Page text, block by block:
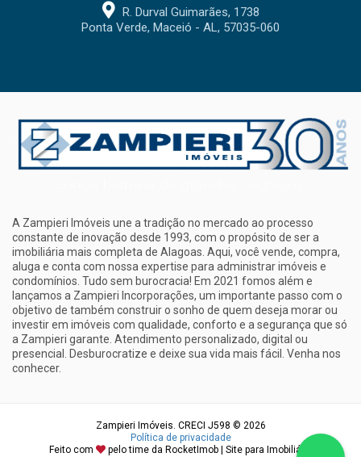
R. Durval Guimarães, 1738
Ponta Verde, Maceió - AL, 57035-060
A Zampieri Imóveis une a tradição no mercado ao processo
constante de inovação desde 1993, com o propósito de ser a
imobiliária mais completa de Alagoas. Aqui, você vende, compra,
aluga e conta com nossa expertise para administrar imóveis e
condomínios. Tudo sem burocracia! Em 2021 fomos além e
lançamos a Zampieri Incorporações, um importante passo com o
objetivo de também construir o sonho de quem deseja morar ou
investir em imóveis com qualidade, conforto e a segurança que só
a Zampieri garante. Atendimento personalizado, digital ou
presencial. Desburocratize e deixe sua vida mais fácil. Venha nos
conhecer.
Zampieri Imóveis. CRECI J598 © 2026
Política de privacidade
Feito com
pelo time da RocketImob | Site para Imobiliária